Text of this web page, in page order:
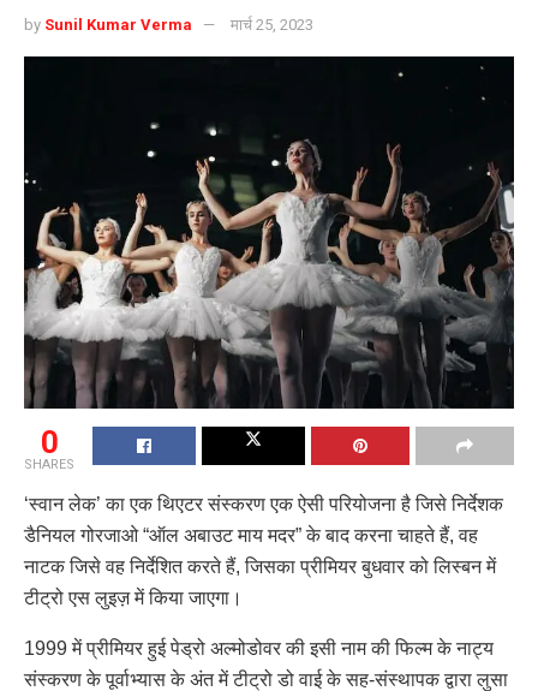
by Sunil Kumar Verma मार्च 25, 2023
0
SHARES
‘स्वान लेक’ का एक थिएटर संस्करण एक ऐसी परियोजना है जिसे निर्देशक
डैनियल गोरजाओ “ऑल अबाउट माय मदर” के बाद करना चाहते हैं, वह
नाटक जिसे वह निर्देशित करते हैं, जिसका प्रीमियर बुधवार को लिस्बन में
टीट्रो एस लुइज़ में किया जाएगा।
1999 में प्रीमियर हुई पेड्रो अल्मोडोवर की इसी नाम की फिल्म के नाट्य
संस्करण के पूर्वाभ्यास के अंत में टीट्रो डो वाई के सह-संस्थापक द्वारा लुसा